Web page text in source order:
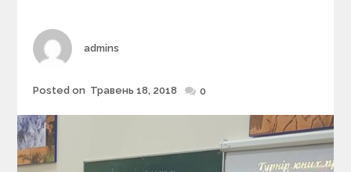
e
s
Author
admins
Posted
Posted on Травень 18, 2018 0